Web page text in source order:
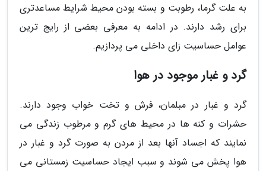
به علت گرما، رطوبت و بسته بودن محیط شرایط مساعدتری
برای رشد دارند. در ادامه به معرفی بعضی از رایج ترین
عوامل حساسیت زای داخلی می پردازیم.
گرد و غبار موجود در هوا
گرد و غبار در مبلمان، فرش و تخت خواب وجود دارند.
حشرات و کنه ها در محیط های گرم و مرطوب زندگی می
نمایند که اجساد آنها بعد از مردن به صورت گرد و غبار در
هوا پخش می شوند و سبب ایجاد حساسیت زمستانی می